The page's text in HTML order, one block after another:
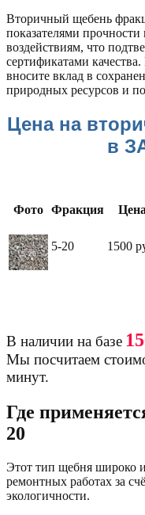
Вторичный щебень
показателями
воздействиям, что
сертификатами
вносите вклад в
природных ресурсов и
Цена на
в
Фото Фракция Цена
5-20 1500
В наличии на базе
Мы посчитаем
минут.
Где
20
Этот тип щебня широко
ремонтных работах за
экологичности.